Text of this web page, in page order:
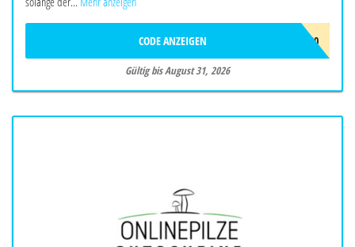
DOSIERLÖFFEL-600
CODE ANZEIGEN
Gültig bis August 31, 2026